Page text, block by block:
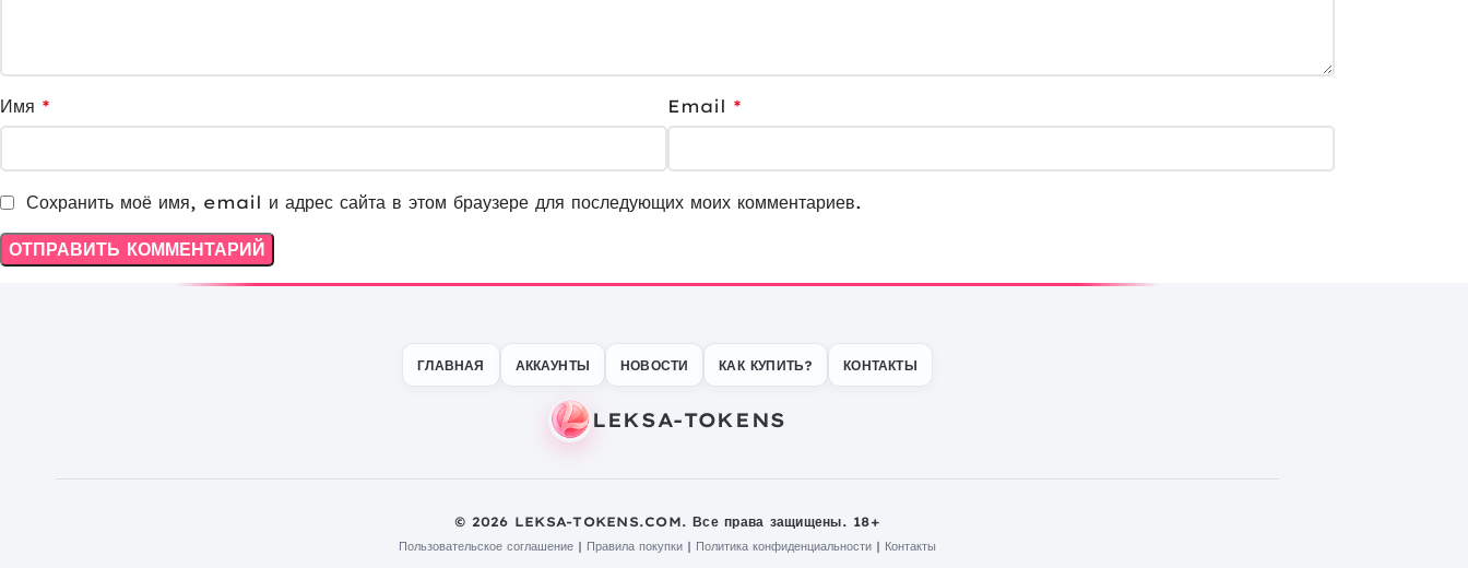
Имя * Email *
Сохранить моё имя, email и адрес сайта в этом браузере для последующих моих комментариев.
ГЛАВНАЯ АККАУНТЫ НОВОСТИ КАК КУПИТЬ? КОНТАКТЫ
© 2026 LEKSA-TOKENS.COM. Все права защищены. 18+
Пользовательское соглашение | Правила покупки | Политика конфиденциальности | Контакты